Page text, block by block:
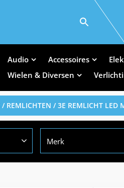
Audio Accessoires
Wielen & Diversen
/ REMLICHTEN / 3E REMLICHT LED
Merk